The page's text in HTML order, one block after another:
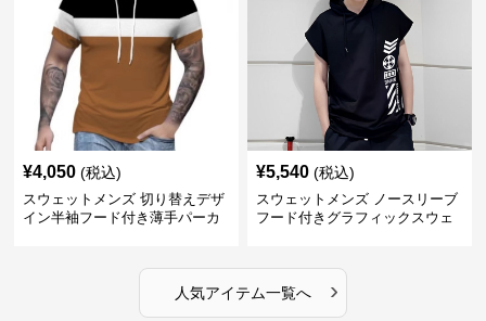
¥4,050 (税込)
スウェットメンズ 切り替えデザ
イン半袖フード付き薄手パーカ
¥5,540 (税込)
スウェットメンズ ノースリーブ
フード付きグラフィックスウェ
人気アイテム一覧へ ›